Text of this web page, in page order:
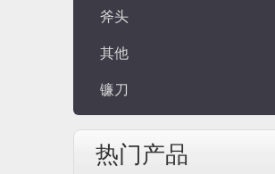
斧头
其他
镰刀
热门产品